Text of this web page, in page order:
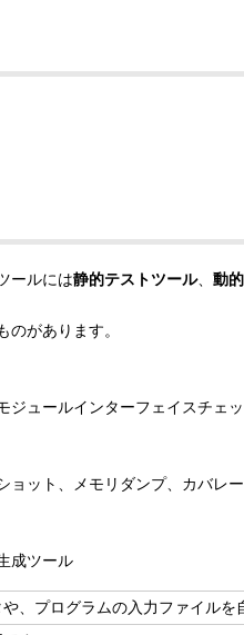
ールには静的テストツール、 動
のがあります。
ジュールインターフェイスチェ
ョット、メモリダンプ、カバレ
成ツール
、プログラムの入力ファイルを